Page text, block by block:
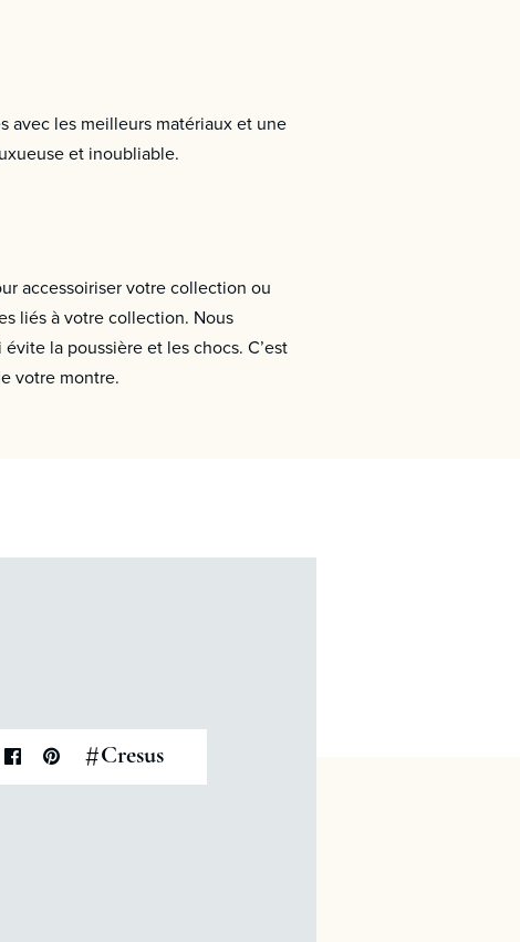
avec les meilleurs matériaux et une
et inoubliable.
accessoiriser votre collection ou
liés à votre collection. Nous
la poussière et les chocs. C’est
votre montre.
#Cresus